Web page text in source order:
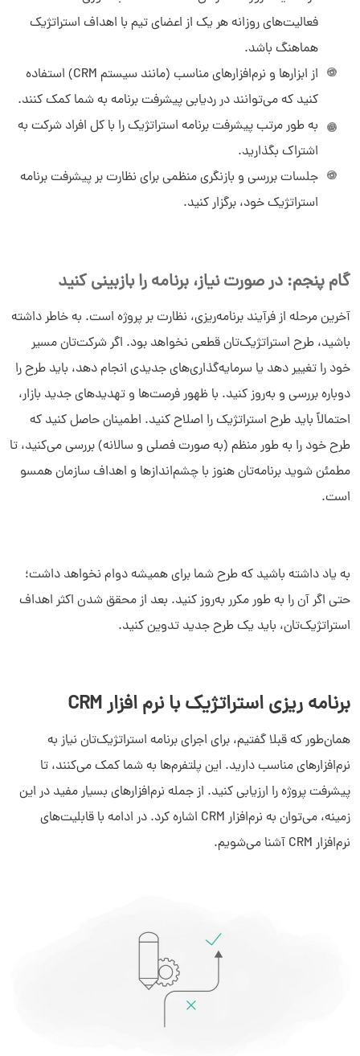
فعالیت‌های روزانه هر یک از اعضای تیم با اهداف استراتژیک
هماهنگ باشد.
از ابزارها و نرم‌افزارهای مناسب (مانند سیستم CRM) استفاده
کنید که می‌توانند در ردیابی پیشرفت برنامه به شما کمک کنند.
به طور مرتب پیشرفت برنامه استراتژیک را با کل افراد شرکت به
اشتراک بگذارید.
جلسات بررسی و بازنگری منظمی برای نظارت بر پیشرفت برنامه
استراتژیک‌ خود، برگزار کنید.
گام پنجم: در صورت نیاز، برنامه را بازبینی کنید
آخرین مرحله از فرآیند برنامه‌ریزی، نظارت بر پروژه است. به خاطر داشته
باشید، طرح استراتژیک‌تان قطعی نخواهد بود. اگر شرکت‌تان مسیر
خود را تغییر دهد یا سرمایه‌گذاری‌های جدیدی انجام دهد، باید طرح را
دوباره بررسی و به‌روز کنید. با ظهور فرصت‌ها و تهدیدهای جدید بازار،
احتمالاً باید طرح استراتژیک‌ را اصلاح کنید. اطمینان حاصل کنید که
طرح خود را به طور منظم (به صورت فصلی و سالانه) بررسی می‌‌کنید، تا
مطمئن شوید برنامه‌تان هنوز با چشم‌اندازها و اهداف سازمان همسو
است.
به یاد داشته باشید که طرح شما برای همیشه دوام نخواهد داشت؛
حتی اگر آن را به طور مکرر به‌روز کنید. بعد از محقق شدن اکثر اهداف
استراتژیک‌تان، باید یک طرح جدید تدوین کنید.
برنامه ریزی استراتژیک با نرم افزارCRM
همان‌طور که قبلا گفتیم، برای اجرای برنامه استراتژیک‌تان نیاز به
نرم‌افزارهای مناسب دارید. این پلتفرم‌ها به شما کمک می‌کنند، تا
پیشرفت پروژه را ارزیابی کنید. از جمله نرم‌افزارهای بسیار مفید در این
زمینه، می‌توان به نرم‌افزار CRM اشاره کرد. در ادامه با قابلیت‌های
نرم‌افزار CRM آشنا می‌شویم.
سلام به شما :)
چطور میتونم کمکتون کنم؟
دیدار چیست؟